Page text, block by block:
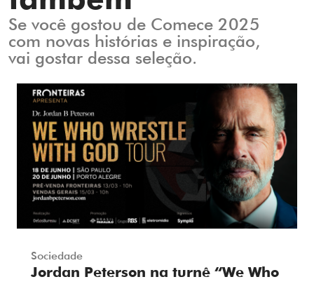
Se você gostou de Comece 2025
com novas histórias e inspiração,
vai gostar dessa seleção.
Sociedade
Jordan Peterson na turnê “We Who